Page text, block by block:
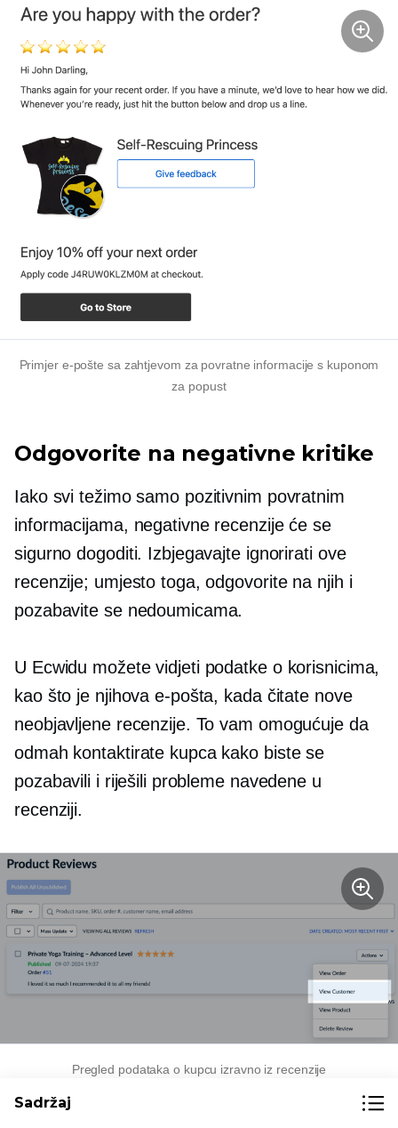
Primjer e-pošte sa zahtjevom za povratne informacije s kuponom
za popust
Odgovorite na negativne kritike
Iako svi težimo samo pozitivnim povratnim
informacijama, negativne recenzije će se
sigurno dogoditi. Izbjegavajte ignorirati ove
recenzije; umjesto toga, odgovorite na njih i​​
pozabavite se nedoumicama.
U Ecwidu možete vidjeti podatke o korisnicima,
kao što je njihova e-pošta, kada čitate nove
neobjavljene recenzije. To vam omogućuje da
odmah kontaktirate kupca kako biste se
pozabavili i riješili probleme navedene u
recenziji.
Pregled podataka o kupcu izravno iz recenzije
Sadržaj